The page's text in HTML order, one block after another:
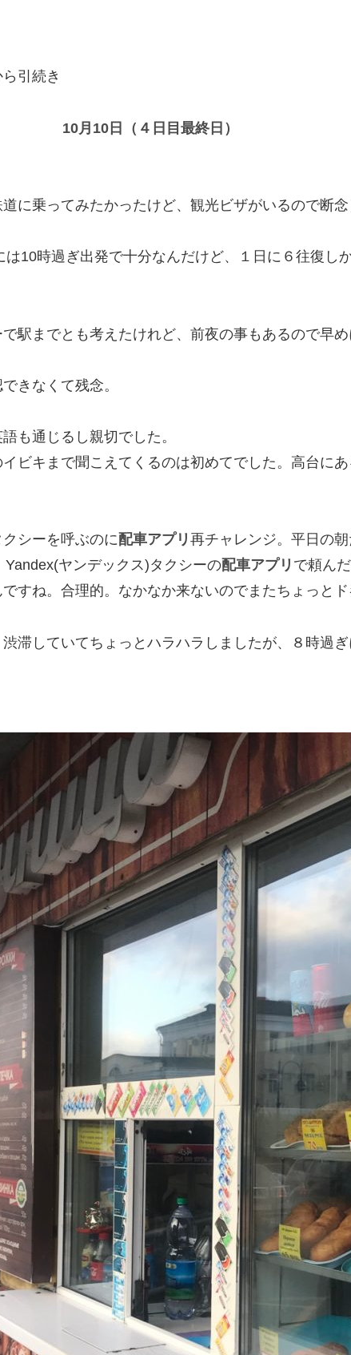
ら引続き
10月10日（４日目最終日）
に乗ってみたかったけど、観光ビザがいるので断
10時過ぎ出発で十分なんだけど、１日に６往復し
駅までとも考えたけれど、前夜の事もあるので早
きなくて残念。
も通じるし親切でした。
ビキまで聞こえてくるのは初めてでした。高台に
シーを呼ぶのに配車アプリ 再チャレンジ。平日の
ヤンデックス)タクシーの配車アプリ で頼ん
すね。合理的。なかなか来ないのでまたちょっとド
滞していてちょっとハラハラしましたが、８時過